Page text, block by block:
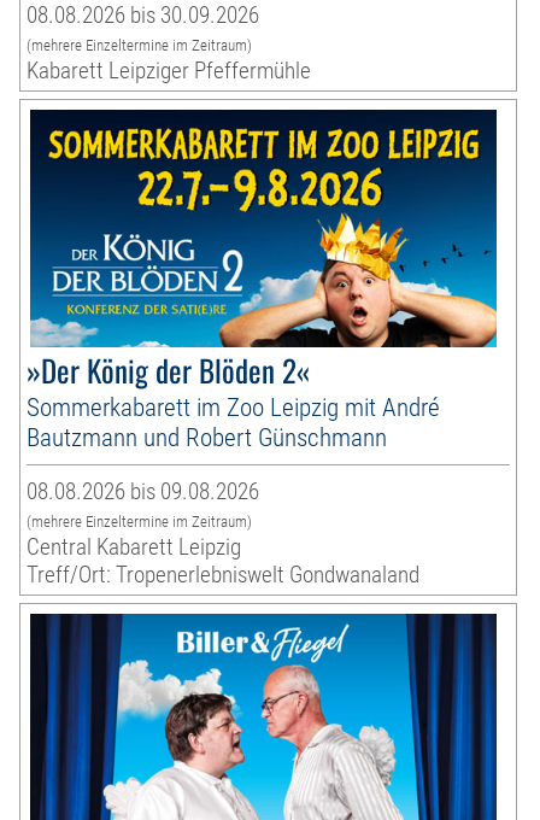
08.08.2026 bis 30.09.2026
(mehrere Einzeltermine im Zeitraum)
Kabarett Leipziger Pfeffermühle
»Der König der Blöden 2«
Sommerkabarett im Zoo Leipzig mit André
Bautzmann und Robert Günschmann
08.08.2026 bis 09.08.2026
(mehrere Einzeltermine im Zeitraum)
Central Kabarett Leipzig
Treff/Ort: Tropenerlebniswelt Gondwanaland